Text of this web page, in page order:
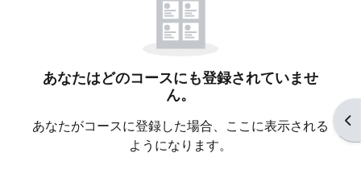
ブ
あなたはどのコースにも登録されていませ
ん。
あなたがコースに登録した場合、ここに表示される
ようになります。